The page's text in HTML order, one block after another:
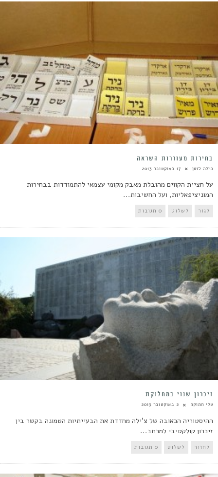
בחירות מעוררות השראה
הילה לוטן 17 באוקטובר 2013
על חציית הקווים מהובלת מאבק מקומי עצמאי להתמודדות בבחירות
המוניציפאליות, ועל החשיבות...
לגור לשלוט 0 תגובות
זיכרון שנוי במחלוקת
טלי חתוקה 2 באוקטובר 2013
ההיסטוריה הכאובה של צ'ילה מחדדת את הבעייתיות הטמונה בקשר בין
זיכרון קולקטיבי למרחב...
לחזור לשלוט 0 תגובות